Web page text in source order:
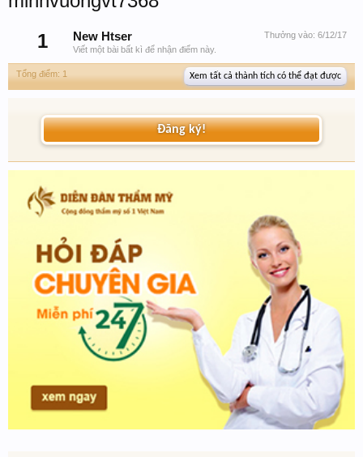
1
Thưởng vào: 6/12/17
New Htser
Viết một bài bất kì để nhận điểm này.
Tổng điểm: 1 Xem tất cả thành tích có thể đạt được
Đăng ký!